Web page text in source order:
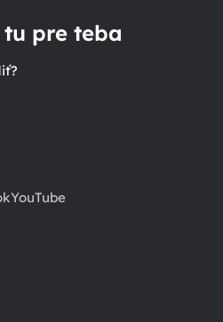
pre teba
YouTube